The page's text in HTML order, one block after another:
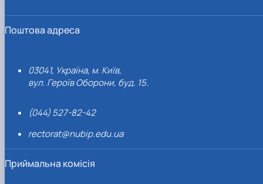
Поштова адреса
03041, Україна, м. Київ,
вул. Героїв Оборони, буд. 15.
(044) 527-82-42
rectorat@nubip.edu.ua
Приймальна комісія